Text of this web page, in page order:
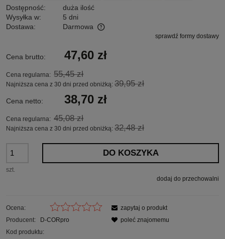
Dostępność:
duża ilość
Wysyłka w:
5 dni
Dostawa:
Darmowa
Cena nie zawiera ewentualnych kosztów płatnościsprawdź formy dostawy
Cena brutto: 47,60 zł
Cena regularna: 55,45 zł
Najniższa cena z 30 dni przed obniżką: 39,95 zł
Cena netto: 38,70 zł
Cena regularna: 45,08 zł
Najniższa cena z 30 dni przed obniżką: 32,48 zł
szt.
DO KOSZYKA
dodaj do przechowalni
Ocena:
Producent:
D-CORpro
Kod produktu:
zapytaj o produkt
poleć znajomemu